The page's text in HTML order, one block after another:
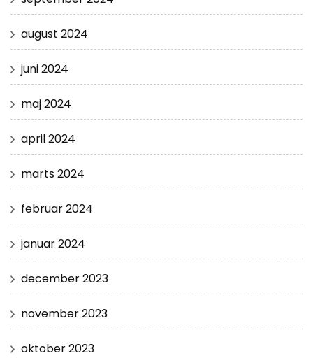
august 2024
juni 2024
maj 2024
april 2024
marts 2024
februar 2024
januar 2024
december 2023
november 2023
oktober 2023